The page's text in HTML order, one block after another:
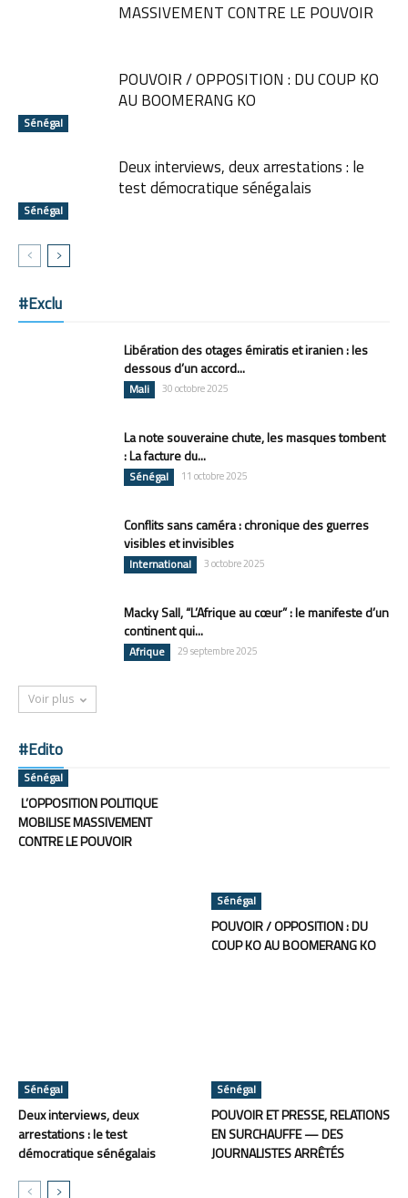
MASSIVEMENT CONTRE LE POUVOIR
Sénégal
POUVOIR / OPPOSITION : DU COUP KO
AU BOOMERANG KO
Sénégal
Deux interviews, deux arrestations : le
test démocratique sénégalais
#Exclu
Libération des otages émiratis et iranien : les
dessous d’un accord...
Mali 30 octobre 2025
La note souveraine chute, les masques tombent
: La facture du...
Sénégal 11 octobre 2025
Conflits sans caméra : chronique des guerres
visibles et invisibles
International 3 octobre 2025
Macky Sall, “L’Afrique au cœur” : le manifeste d’un
continent qui...
Afrique 29 septembre 2025
Voir plus
#Edito
Sénégal
L’OPPOSITION POLITIQUE
MOBILISE MASSIVEMENT
CONTRE LE POUVOIR
Sénégal
POUVOIR / OPPOSITION : DU
COUP KO AU BOOMERANG KO
Sénégal
Deux interviews, deux
arrestations : le test
démocratique sénégalais
Sénégal
POUVOIR ET PRESSE, RELATIONS
EN SURCHAUFFE — DES
JOURNALISTES ARRÊTÉS